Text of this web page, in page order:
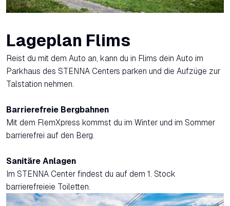
Lageplan Flims
Reist du mit dem Auto an, kann du in Flims dein Auto im
Parkhaus des STENNA Centers parken und die Aufzüge zur
Talstation nehmen.
Barrierefreie Bergbahnen
Mit dem FlemXpress kommst du im Winter und im Sommer
barrierefrei auf den Berg.
Sanitäre Anlagen
Im STENNA Center findest du auf dem 1. Stock
barrierefreieie Toiletten.